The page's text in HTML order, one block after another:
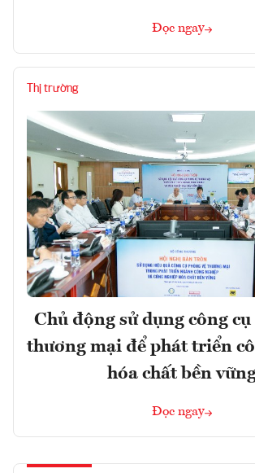
Đọc ngay
Thị trường
Chủ động sử dụng công
thương mại để phát triển
hóa chất bền
Đọc ngay